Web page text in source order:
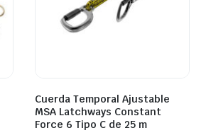
Cuerda Temporal Ajustable
MSA Latchways Constant
Force 6 Tipo C de 25 m